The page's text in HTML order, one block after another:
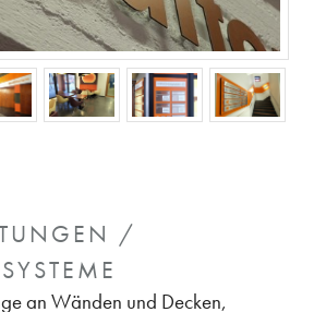
/
an Wänden und Decken,